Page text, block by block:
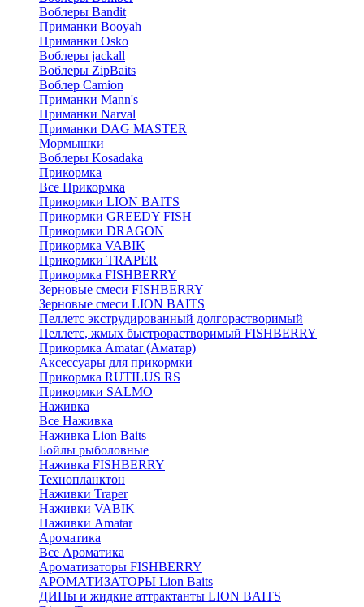
Воблеры Bandit
Приманки Booyah
Приманки Osko
Воблеры jackall
Воблеры ZipBaits
Воблер Camion
Приманки Mann's
Приманки Narval
Приманки DAG MASTER
Мормышки
Воблеры Kosadaka
Прикормка
Все Прикормка
Прикормки LION BAITS
Прикормки GREEDY FISH
Прикормки DRAGON
Прикормка VABIK
Прикормки TRAPER
Прикормка FISHBERRY
Зерновые смеси FISHBERRY
Зерновые смеси LION BAITS
Пеллетс экструдированный долгорастворимый
Пеллетс, жмых быстрорастворимый FISHBERRY
Прикормка Amatar (Аматар)
Аксессуары для прикормки
Прикормка RUTILUS RS
Прикормки SALMO
Наживка
Все Наживка
Наживка Lion Baits
Бойлы рыболовные
Наживка FISHBERRY
Технопланктон
Наживки Traper
Наживки VABIK
Наживки Amatar
Ароматика
Все Ароматика
Ароматизаторы FISHBERRY
АРОМАТИЗАТОРЫ Lion Baits
ДИПы и жидкие аттрактанты LION BAITS